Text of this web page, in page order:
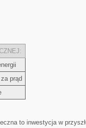
prąd
⁤to inwestycja ⁣w